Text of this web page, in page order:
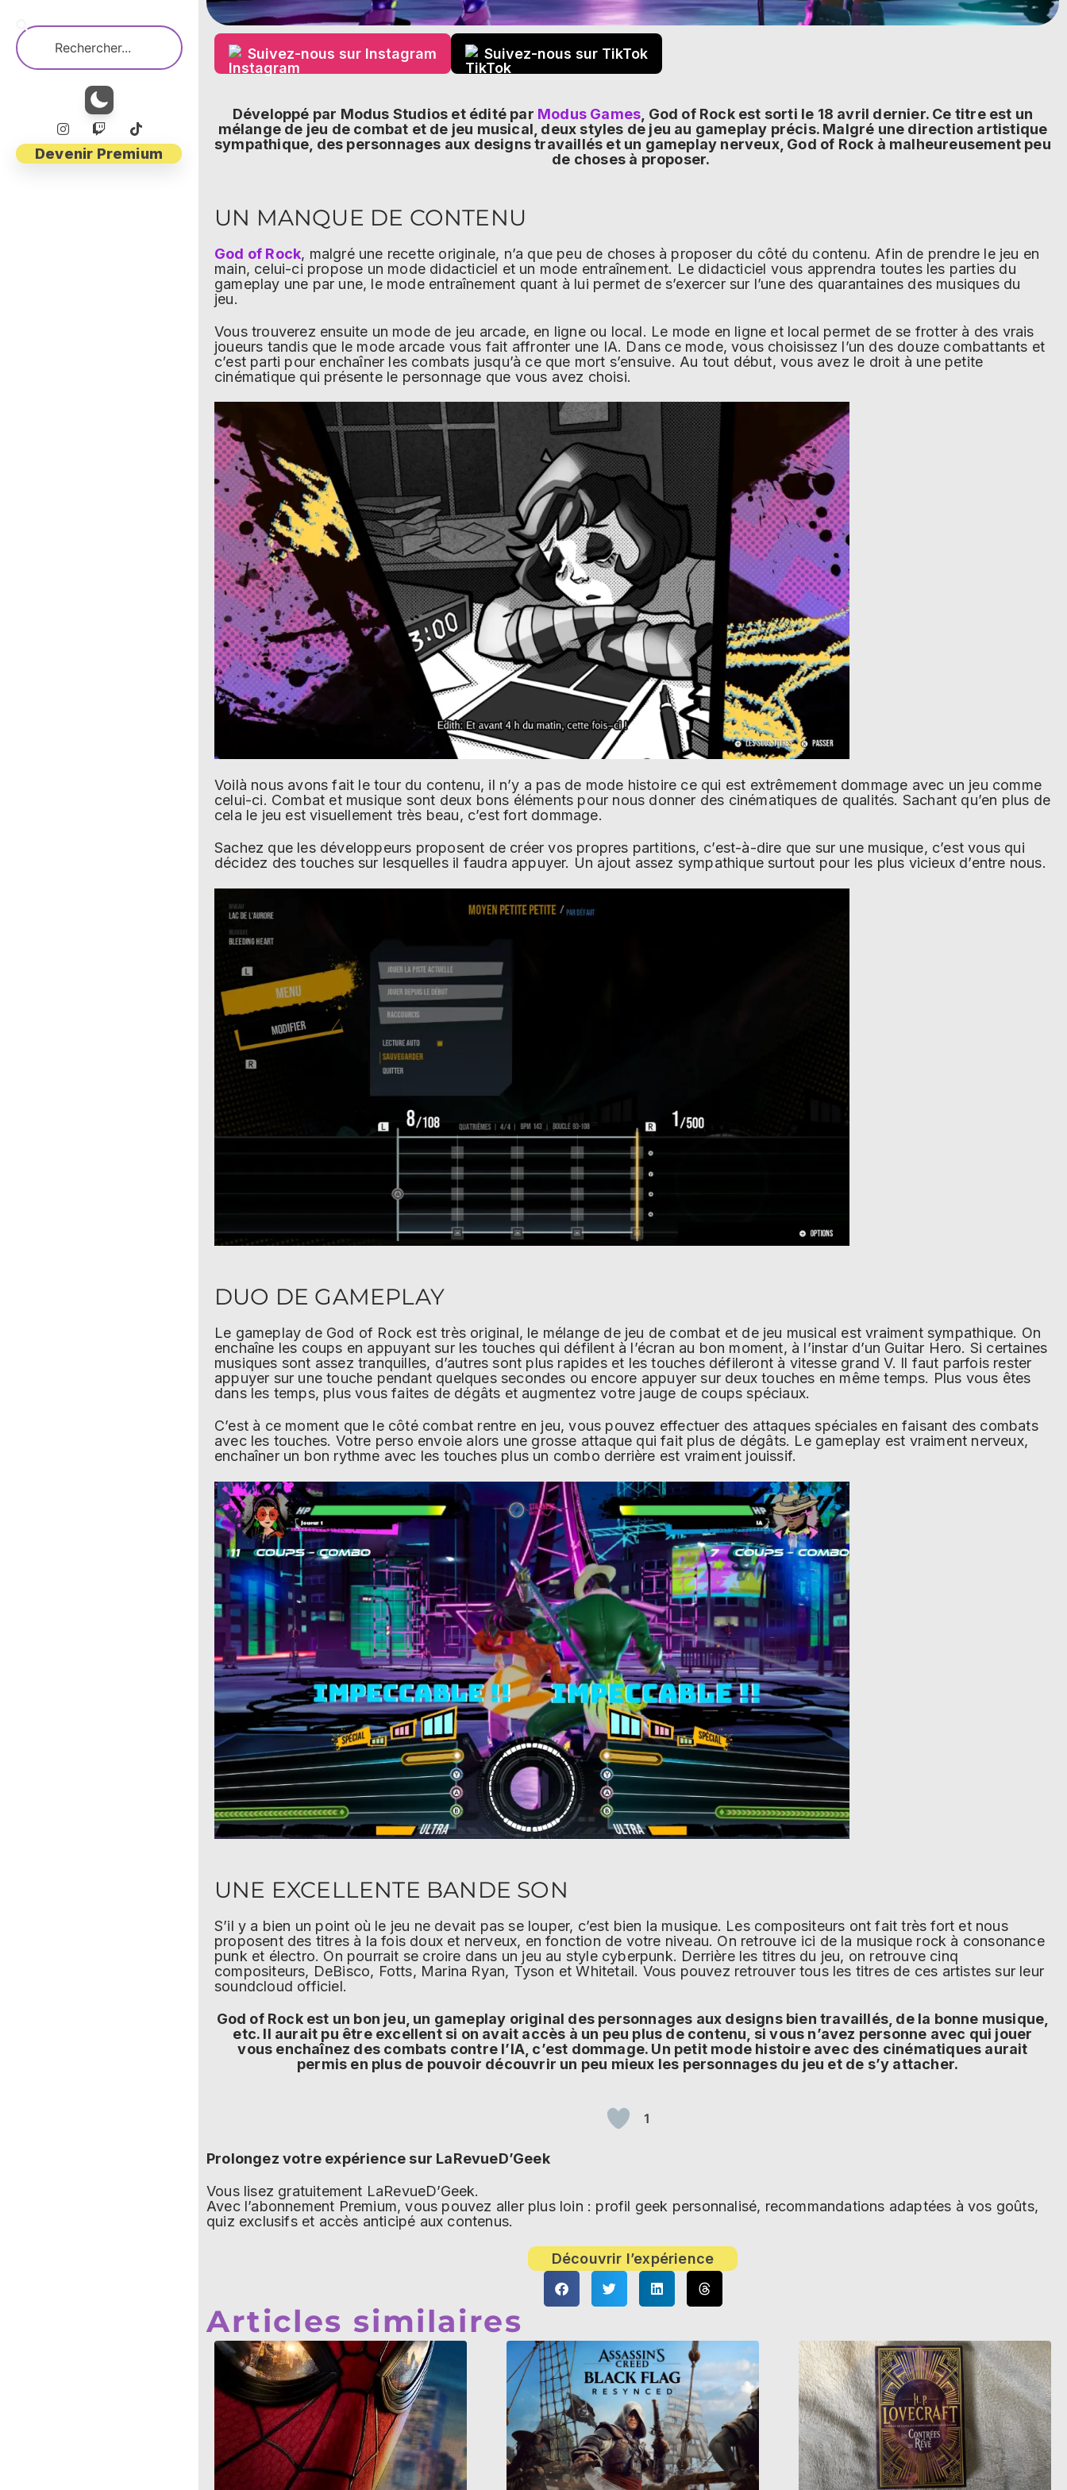
Devenir Premium
Suivez-nous sur Instagram Suivez-nous sur TikTok
Développé par Modus Studios et édité par Modus Games , God of Rock est sorti le 18 avril dernier. Ce titre est un
mélange de jeu de combat et de jeu musical, deux styles de jeu au gameplay précis. Malgré une direction artistique
sympathique, des personnages aux designs travaillés et un gameplay nerveux, God of Rock à malheureusement peu
de choses à proposer.
UN MANQUE DE CONTENU
God of Rock, malgré une recette originale, n’a que peu de choses à proposer du côté du contenu. Afin de prendre le jeu en
main, celui-ci propose un mode didacticiel et un mode entraînement. Le didacticiel vous apprendra toutes les parties du
gameplay une par une, le mode entraînement quant à lui permet de s’exercer sur l’une des quarantaines des musiques du
jeu.
Vous trouverez ensuite un mode de jeu arcade, en ligne ou local. Le mode en ligne et local permet de se frotter à des vrais
joueurs tandis que le mode arcade vous fait affronter une IA. Dans ce mode, vous choisissez l’un des douze combattants et
c’est parti pour enchaîner les combats jusqu’à ce que mort s’ensuive. Au tout début, vous avez le droit à une petite
cinématique qui présente le personnage que vous avez choisi.
Voilà nous avons fait le tour du contenu, il n’y a pas de mode histoire ce qui est extrêmement dommage avec un jeu comme
celui-ci. Combat et musique sont deux bons éléments pour nous donner des cinématiques de qualités. Sachant qu’en plus de
cela le jeu est visuellement très beau, c’est fort dommage.
Sachez que les développeurs proposent de créer vos propres partitions, c’est-à-dire que sur une musique, c’est vous qui
décidez des touches sur lesquelles il faudra appuyer. Un ajout assez sympathique surtout pour les plus vicieux d’entre nous.
DUO DE GAMEPLAY
Le gameplay de God of Rock est très original, le mélange de jeu de combat et de jeu musical est vraiment sympathique. On
enchaîne les coups en appuyant sur les touches qui défilent à l’écran au bon moment, à l’instar d’un Guitar Hero. Si certaines
musiques sont assez tranquilles, d’autres sont plus rapides et les touches défileront à vitesse grand V. Il faut parfois rester
appuyer sur une touche pendant quelques secondes ou encore appuyer sur deux touches en même temps. Plus vous êtes
dans les temps, plus vous faites de dégâts et augmentez votre jauge de coups spéciaux.
C’est à ce moment que le côté combat rentre en jeu, vous pouvez effectuer des attaques spéciales en faisant des combats
avec les touches. Votre perso envoie alors une grosse attaque qui fait plus de dégâts. Le gameplay est vraiment nerveux,
enchaîner un bon rythme avec les touches plus un combo derrière est vraiment jouissif.
UNE EXCELLENTE BANDE SON
S’il y a bien un point où le jeu ne devait pas se louper, c’est bien la musique. Les compositeurs ont fait très fort et nous
proposent des titres à la fois doux et nerveux, en fonction de votre niveau. On retrouve ici de la musique rock à consonance
punk et électro. On pourrait se croire dans un jeu au style cyberpunk. Derrière les titres du jeu, on retrouve cinq
compositeurs, DeBisco, Fotts, Marina Ryan, Tyson et Whitetail. Vous pouvez retrouver tous les titres de ces artistes sur leur
soundcloud officiel.
God of Rock est un bon jeu, un gameplay original des personnages aux designs bien travaillés, de la bonne musique,
etc. Il aurait pu être excellent si on avait accès à un peu plus de contenu, si vous n’avez personne avec qui jouer
vous enchaînez des combats contre l’IA, c’est dommage. Un petit mode histoire avec des cinématiques aurait
permis en plus de pouvoir découvrir un peu mieux les personnages du jeu et de s’y attacher.
1
Prolongez votre expérience sur LaRevueD’Geek
Vous lisez gratuitement LaRevueD’Geek.
Avec l’abonnement Premium, vous pouvez aller plus loin : profil geek personnalisé, recommandations adaptées à vos goûts,
quiz exclusifs et accès anticipé aux contenus.
Découvrir l’expérience
Articles similaires